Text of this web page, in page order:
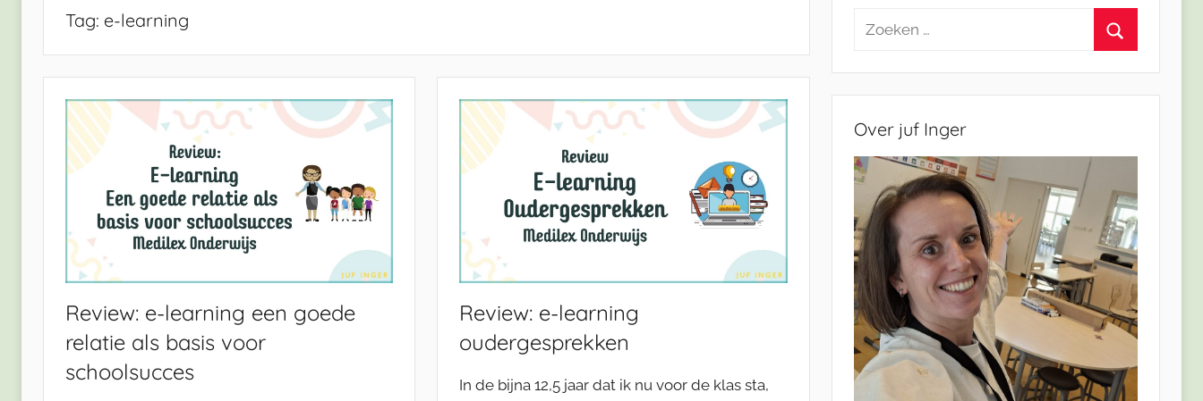
Tag: e-learning
Review: e-learning een goede
relatie als basis voor
schoolsucces
Review: e-learning
oudergesprekken
In de bijna 12,5 jaar dat ik nu voor de klas sta,
Zoeken
Over juf Inger